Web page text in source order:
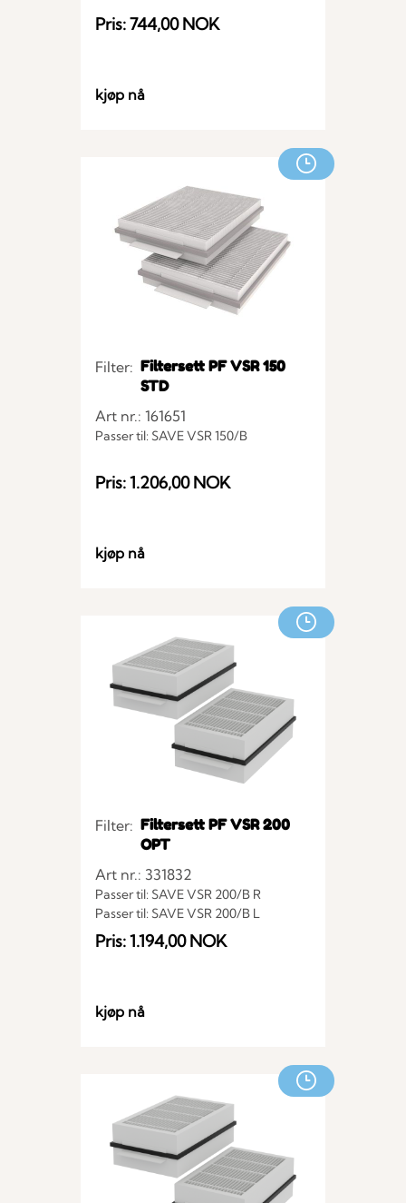
Pris: 744,00 NOK
kjøp nå
Filter: Filtersett PF VSR 150
STD
Art nr.: 161651
Passer til: SAVE VSR 150/B
Pris: 1.206,00 NOK
kjøp nå
Filter: Filtersett PF VSR 200
OPT
Art nr.: 331832
Passer til: SAVE VSR 200/B R
Passer til: SAVE VSR 200/B L
Pris: 1.194,00 NOK
kjøp nå